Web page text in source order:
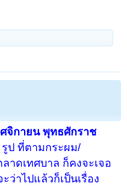
จิกายน พุทธศักราช
รูป ที่ตามกระผม/
ดเทศบาล ก็คงจะเจอ
ว่าไปแล้วก็เป็นเรื่อง